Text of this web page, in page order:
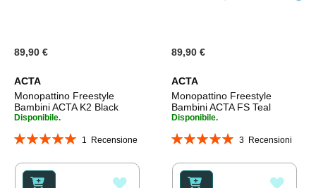
89,90 €
ACTA
Monopattino Freestyle
Bambini ACTA K2 Black
Disponibile.
Valutazione:
1 Recensione
89,90 €
ACTA
Monopattino Freestyle
Bambini ACTA FS Teal
Disponibile.
Valutazione:
3 Recensioni